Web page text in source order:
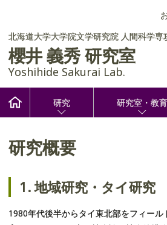
北海道大学大学院文学研究院 人間科学専
櫻井 義秀 研究室
Yoshihide Sakurai Lab.
研究
English: Research
Chinese: 研究内容
Korean: 연구내용
研究室・教育
メンバー
学位論文要旨
研究概要
1. 地域研究・タイ研究
1980年代後半からタイ東北部をフィー